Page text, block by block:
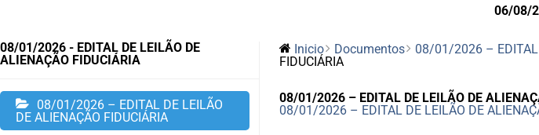
06/08/
08/01/2026 - EDITAL DE LEILÃO DE
ALIENAÇÃO FIDUCIÁRIA
08/01/2026 – EDITAL DE LEILÃO
DE ALIENAÇÃO FIDUCIÁRIA
Inicio Documentos 08/01/2026 – EDITAL
FIDUCIÁRIA
08/01/2026 – EDITAL DE LEILÃO DE
08/01/2026 – EDITAL DE LEILÃO DE